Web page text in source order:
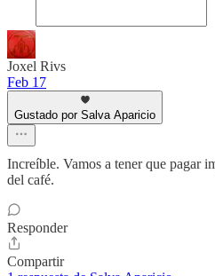
Joxel Rivs
Feb 17
Gustado por Salva Aparicio
Increíble. Vamos a tener que pagar
del café.
Responder
Compartir